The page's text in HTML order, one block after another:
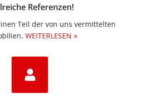
Referenzen!
Teil der von uns vermittelten
WEITERLESEN »